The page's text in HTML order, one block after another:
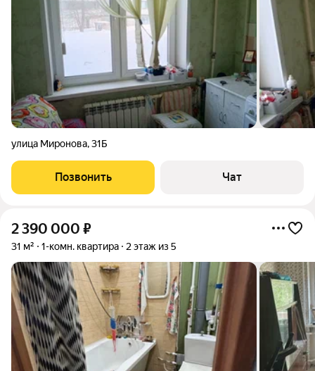
улица Миронова,31Б
Позвонить Чат
2 390 000 ₽
31 м² 1-комн. квартира 2 этаж из 5